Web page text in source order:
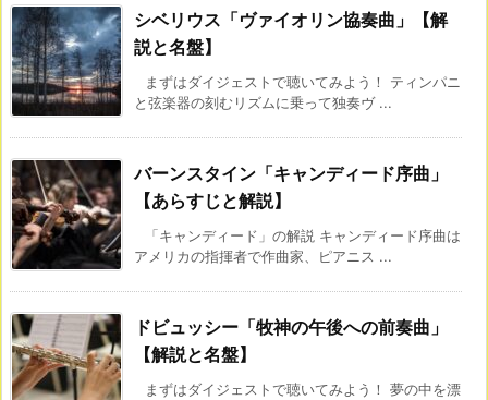
シベリウス「ヴァイオリン協奏曲」【解
説と名盤】
まずはダイジェストで聴いてみよう！ ティンパニ
と弦楽器の刻むリズムに乗って独奏ヴ ...
バーンスタイン「キャンディード序曲」
【あらすじと解説】
「キャンディード」の解説 キャンディード序曲は
アメリカの指揮者で作曲家、ピアニス ...
ドビュッシー「牧神の午後への前奏曲」
【解説と名盤】
まずはダイジェストで聴いてみよう！ 夢の中を漂